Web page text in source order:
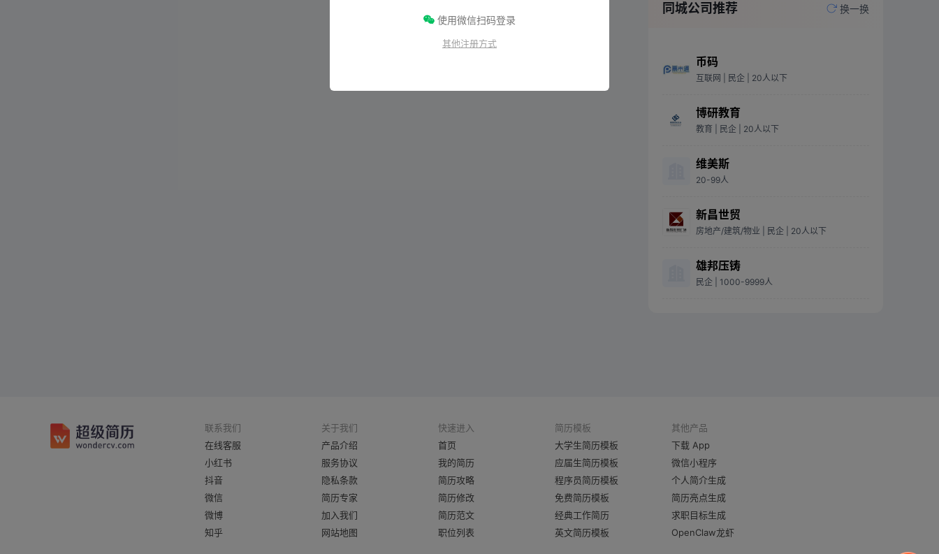
同城公司推荐 换一换
币码
互联网 | 民企 | 20人以下
博研教育
教育 | 民企 | 20人以下
维美斯
20-99人
新昌世贸
房地产/建筑/物业 | 民企 | 20人以下
雄邦压铸
民企 | 1000-9999人
使用微信扫码登录
其他注册方式
联系我们
在线客服
小红书
抖音
微信
微博
知乎
关于我们
产品介绍
服务协议
隐私条款
简历专家
加入我们
网站地图
快速进入
首页
我的简历
简历攻略
简历修改
简历范文
职位列表
简历模板
大学生简历模板
应届生简历模板
程序员简历模板
免费简历模板
经典工作简历
英文简历模板
其他产品
下载 App
微信小程序
个人简介生成
简历亮点生成
求职目标生成
OpenClaw龙虾